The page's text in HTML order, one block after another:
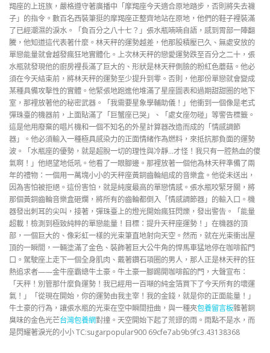
羯座的上班族，嚴格遵守著廣播中「摩羯座今天適合原地踏步，否則將失去襪
子」的指令。數百名西裝筆挺的摩羯座正整齊地站在原地，他們的鞋子裡裝滿
了已經潮濕的淚水。「負百分之八十七？」張水瓶喃喃自語，感到胃部一陣翻
騰，他知道這代表著什麼。林天秤的運勢越差，他那股積壓已久、無處安放的
單戀能量就會越發瘋狂地實體化。上次林天秤的戀愛運勢跌至百分之二十，張
水瓶就發現他的廚房裡長滿了巨大的、形狀是林天秤側臉的粉紅色蘑菇。他必
須在今天結束前，將林天秤的運勢至少提升到零。否則，他那份單戀就會變成
某種具備攻擊性的實體。他緊張地跑進他堆滿了星座圖表和過期甜甜圈的地下
室，那裡放著他的秘密武器。「我需要星象學輔助儀！」他衝到一個像是老式
彈珠臺的機器前，上面貼滿了「巨蟹座已哭」、「處女座勿碰」等警告標籤。
這是他用廢棄的唱片機和一個不知名的外星計算器改造而成的「情感調節
器」。他必須輸入一種極具感染力的正面情緒作為燃料，來抵抗那負面的運勢
波。「水瓶座的優勢，就是超脫一切的理性與冷靜…才怪！我只有一腔熱血的傻
氣啊！」他絕望地低吼。他看了一眼腳邊。那裡放著一個他為林天秤準備了兩
年的禮物：一個用一萬塊小小的天秤座黃銅齒輪組成的音樂盒。他從未送出，
因為害怕被拒絕。這份害怕，就是純度最高的單戀情感。張水瓶咬緊牙關，將
那個黃銅齒輪音樂盒砸爛，將所有的齒輪都倒入「情感調節器」的輸入口。機
器發出刺耳的尖叫，接著，彈珠臺上的燈光開始瘋狂閃爍，發出警告。「能量
超載！檢測到極致純粹的單戀能量！目標：提升天秤座運勢！」在機器的頂
部，一個巨大的、像彩虹一樣的光束筆直地射向天空。然而，就在光束衝出屋
頂的一瞬間，一輛塗滿了金色、裝飾著巨大公牛角的悍馬車猛地停在咖啡館門
口。駕駛座上走下一個全身肌肉、戴著鑽石項圈的男人，那人正是林天秤的狂
熱追求者——金牛座霸總牛土豪。牛土豪一腳踢開咖啡館的門，大聲宣布：
「天秤！別管那什麼負運勢！我已經用一百噸的純金箔買下了今天所有的壞運
氣！」「從現在開始，你的運勢由我主宰！我的金錢，就是你的正面能量！」
牛土豪的行為，讓張水瓶的光束在空中瞬間扭曲，與一種夾包養留言板雜著銅
臭味的金色光芒台灣包養網對撞。天空開始下起了荒謬的雨。雨點不是水，而
是閃耀著淚光的小小 TC:sugarpopular900 69cfe7ab9b9fc3.43138368